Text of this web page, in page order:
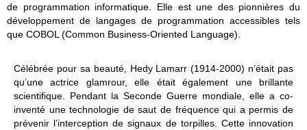
de programmation informatique. Elle est une des pionnières du
développement de langages de programmation accessibles tels
que COBOL (Common Business-Oriented Language).
Célébrée pour sa beauté, Hedy Lamarr (1914-2000) n’était pas
qu’une actrice glamrour, elle était également une brillante
scientifique. Pendant la Seconde Guerre mondiale, elle a co-
inventé une technologie de saut de fréquence qui a permis de
prévenir l’interception de signaux de torpilles. Cette innovation